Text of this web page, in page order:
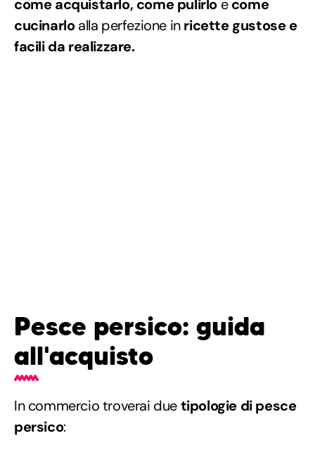
come acquistarlo, come pulirlo ecome
cucinarloalla perfezione inricette gustose e
facili da realizzare.
Pesce persico: guida
all'acquisto
In commercio troverai duetipologie di pesce
persico: